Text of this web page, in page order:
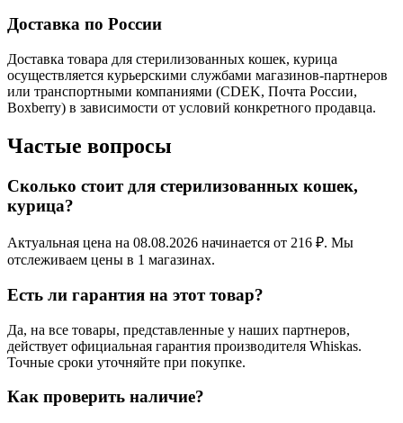
Доставка по России
Доставка товара для стерилизованных кошек, курица
осуществляется курьерскими службами магазинов-партнеров
или транспортными компаниями (CDEK, Почта России,
Boxberry) в зависимости от условий конкретного продавца.
Частые вопросы
Сколько стоит для стерилизованных кошек,
курица?
Актуальная цена на 08.08.2026 начинается от 216 ₽. Мы
отслеживаем цены в 1 магазинах.
Есть ли гарантия на этот товар?
Да, на все товары, представленные у наших партнеров,
действует официальная гарантия производителя Whiskas.
Точные сроки уточняйте при покупке.
Как проверить наличие?